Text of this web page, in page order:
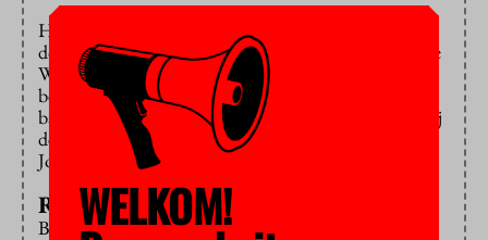
Het verbod komt voort uit de onrust rond de
dodelijke ziekte ebola, die maar blijft woeden in enkele
West-Afrikaanse landen. Er kwam kritiek op de
beslissing van de HvA, die een heel continent in de
ban zou doen. Amsterdam ligt bijvoorbeeld dichter bij
de landen met ebola dan de Zuid-Afrikaanse stad
Johannesburg.
Reis naar Ghana
Bussemaker verwijst naar de reisadviezen van het
WELKOM!